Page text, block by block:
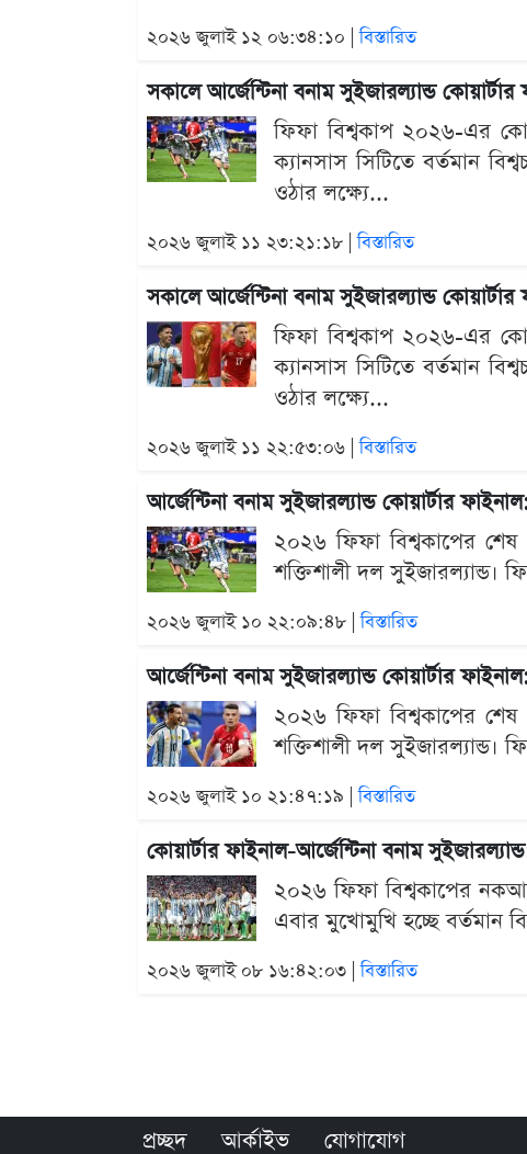
২০২৬ জুলাই ১২ ০৬:৩৪:১০ |বিস্তারিত
সকালে আর্জেন্টিনা বনাম সুইজারল্যান্ড
ফিফা বিশ্বকাপ ২০২৬-এর
ক্যানসাস সিটিতে বর্তমান
ওঠার লক্ষ্যে...
২০২৬ জুলাই ১১ ২৩:২১:১৮ |বিস্তারিত
সকালে আর্জেন্টিনা বনাম সুইজারল্যান্ড
ফিফা বিশ্বকাপ ২০২৬-এর
ক্যানসাস সিটিতে বর্তমান
ওঠার লক্ষ্যে...
২০২৬ জুলাই ১১ ২২:৫৩:০৬ |বিস্তারিত
আর্জেন্টিনা বনাম সুইজারল্যান্ড কোয়ার্টার
২০২৬ ফিফা বিশ্বকাপের
শক্তিশালী দল সুইজারল্যান্ড।
২০২৬ জুলাই ১০ ২২:০৯:৪৮ |বিস্তারিত
আর্জেন্টিনা বনাম সুইজারল্যান্ড কোয়ার্টার
২০২৬ ফিফা বিশ্বকাপের
শক্তিশালী দল সুইজারল্যান্ড।
২০২৬ জুলাই ১০ ২১:৪৭:১৯ |বিস্তারিত
কোয়ার্টার ফাইনাল-আর্জেন্টিনা বনাম
২০২৬ ফিফা বিশ্বকাপের
এবার মুখোমুখি হচ্ছে বর্তমান
২০২৬ জুলাই ০৮ ১৬:৪২:০৩ |বিস্তারিত
প্রচ্ছদ আর্কাইভ যোগাযোগ